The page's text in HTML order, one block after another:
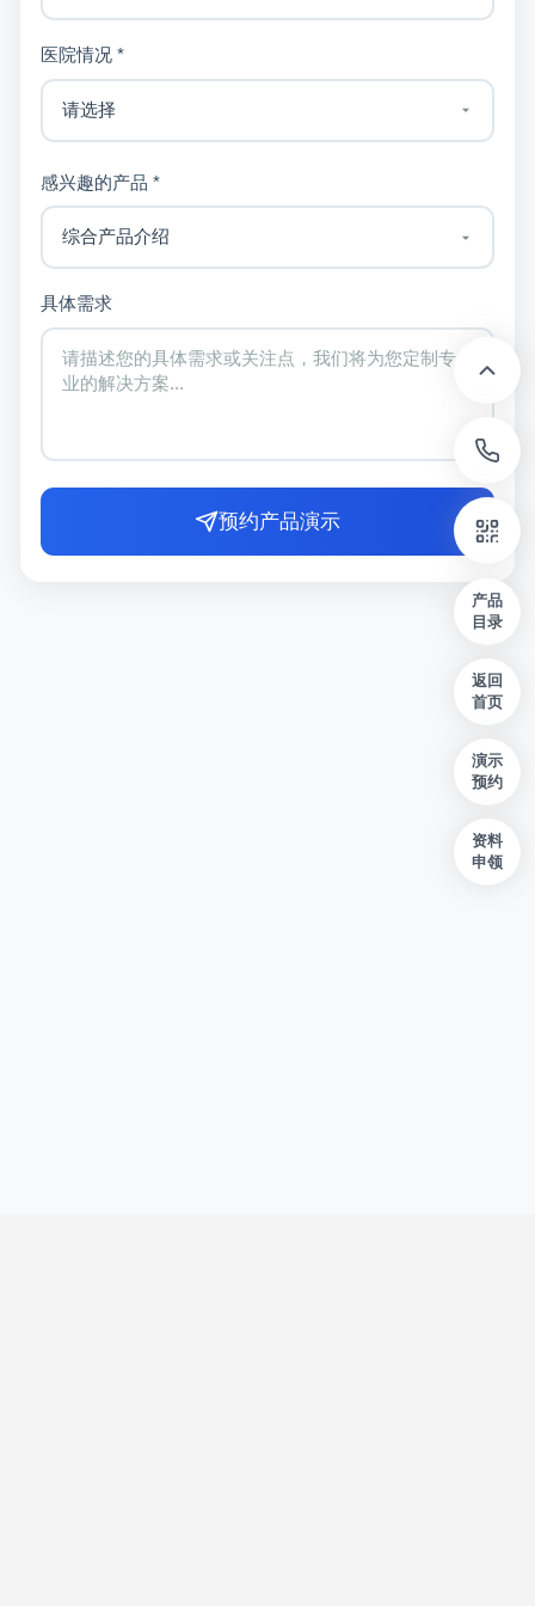
医院情况 *
感兴趣的产品 *
具体需求
预约产品演示
产品
目录
返回
首页
演示
预约
资料
申领